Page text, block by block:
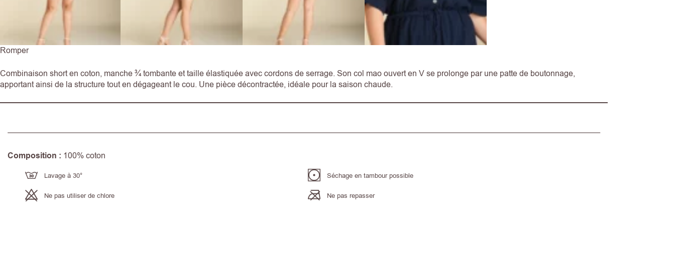
Romper
Combinaison short en coton, manche ¾ tombante et taille élastiquée avec cordons de serrage. Son col mao ouvert en V se prolonge par une patte de boutonnage,
apportant ainsi de la structure tout en dégageant le cou. Une pièce décontractée, idéale pour la saison chaude.
Composition : 100% coton
Lavage à 30°
Ne pas utiliser de chlore
Séchage en tambour possible
Ne pas repasser